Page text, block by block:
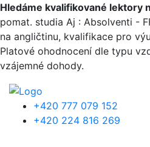
Přejít k hlavnímu obsahu
Hledáme kvalifikované lektory
pomat. studia Aj : Absolventi -
na angličtinu, kvalifikace pro
Platové ohodnocení dle typu
vzájemné dohody.
+420 777 079 152
+420 224 816 269